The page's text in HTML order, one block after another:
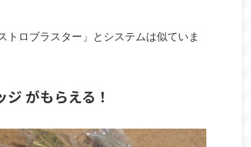
トロブラスター」とシステムは似ていま
がもらえる！